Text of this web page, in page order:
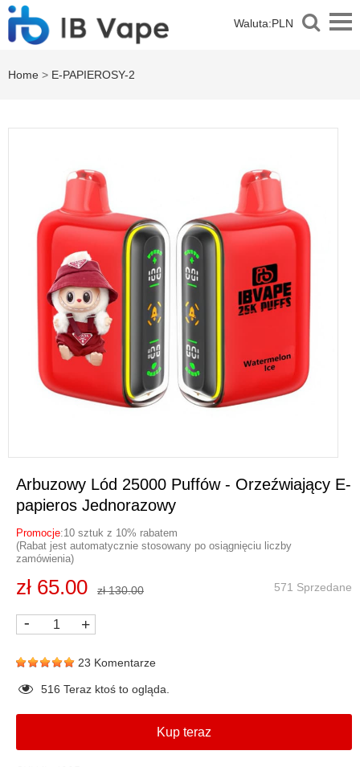
Waluta:PLN
Home > E-PAPIEROSY-2
Arbuzowy Lód 25000 Puffów - Orzeźwiający E-
papieros Jednorazowy
Promocje:10 sztuk z 10% rabatem
(Rabat jest automatycznie stosowany po osiągnięciu liczby
zamówienia)
zł 65.00 zł 130.00 571 Sprzedane
- +
23 Komentarze
516 Teraz ktoś to ogląda.
Kup teraz